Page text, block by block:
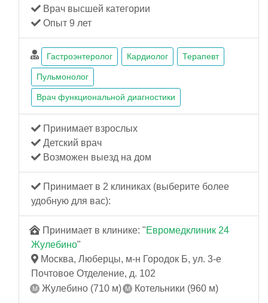
Врач высшей категории
Опыт 9 лет
Гастроэнтеролог Кардиолог Терапевт
Пульмонолог
Врач функциональной диагностики
Принимает взрослых
Детский врач
Возможен выезд на дом
Принимает в 2 клиниках (выберите более
удобную для вас):
Принимает в клинике: "Евромедклиник 24
Жулебино"
Москва, Люберцы, м-н Городок Б, ул. 3-е
Почтовое Отделение, д. 102
Жулебино (710 м)
Котельники (960 м)